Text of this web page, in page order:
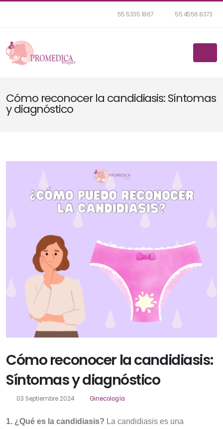
55 5335 1867 55 4556 8373
Cómo reconocer la candidiasis: Síntomas
y diagnóstico
Cómo reconocer la candidiasis:
Síntomas y diagnóstico
03 Septiembre 2024 Ginecología
1. ¿Qué es la candidiasis? La candidiasis es una